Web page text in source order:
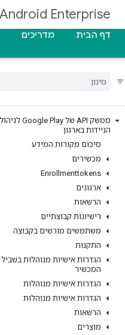
Android Enterprise
דף הבית מדריכים
ממשק API של Google Play לניהול
הניידות בארגון
סיכום מקורות המידע
מכשירים
Enrollmenttokens
ארגונים
הרשאות
רישיונות קבוצתיים
משתמשים מורשים בקבוצה
התקנות
הגדרות אישיות מנוהלות בשביל
המכשיר
הגדרות אישיות מנוהלות
הגדרות אישיות מנוהלות
הרשאות
מוצרים